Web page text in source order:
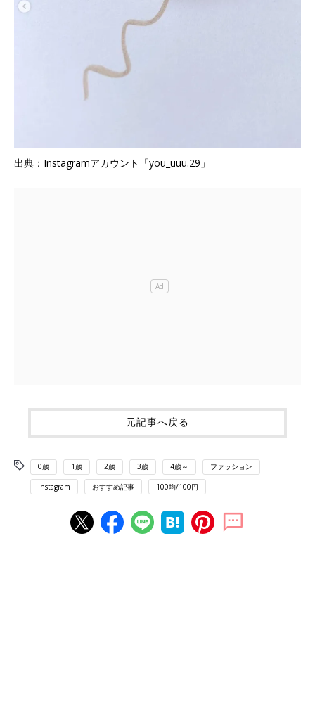
出典：Instagramアカウント「you_uuu.29」
元記事へ戻る
0歳 1歳 2歳 3歳 4歳～ ファッション
Instagram おすすめ記事 100均/100円